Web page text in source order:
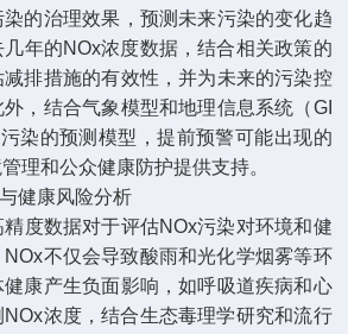
染的治理效果，预测未来污染的变化趋
年的NOx浓度数据，结合相关政策的
排措施的有效性，并为未来的污染控
，结合气象模型和地理信息系统（GI
染的预测模型，提前预警可能出现的
理和公众健康防护提供支持。
健康风险分析
数据对于评估NOx污染对环境和健
不仅会导致酸雨和光化学烟雾等环
康产生负面影响，如呼吸道疾病和心
浓度，结合生态毒理学研究和流行